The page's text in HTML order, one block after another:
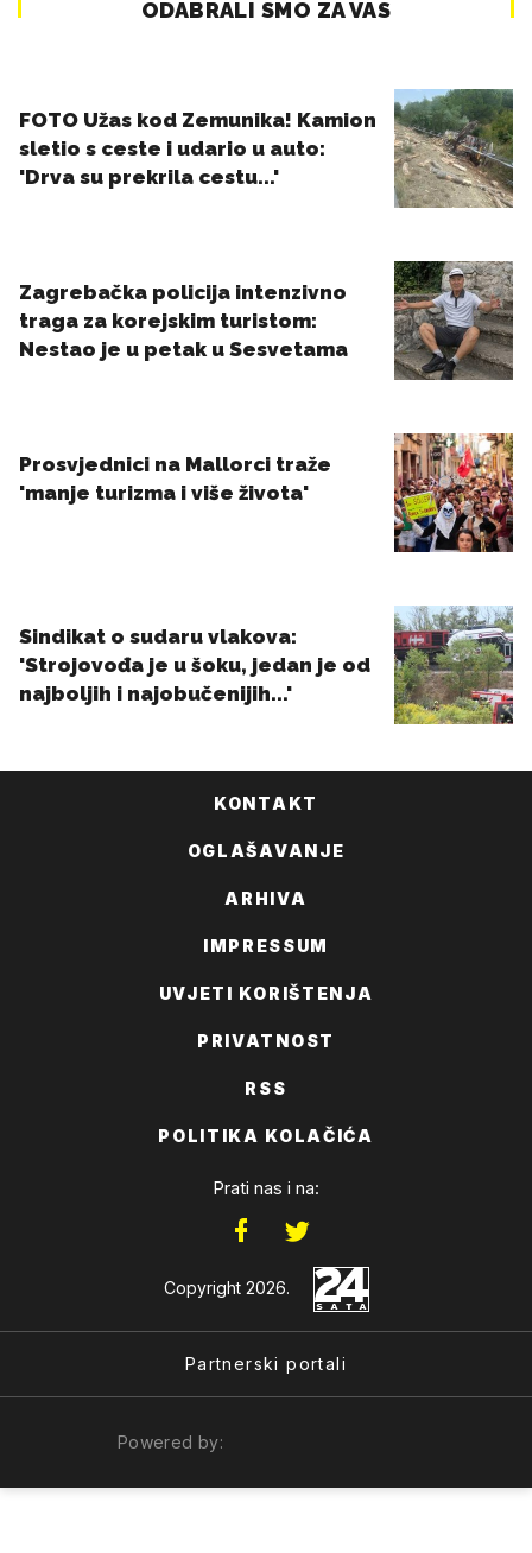
KONTAKT
OGLAŠAVANJE
ARHIVA
IMPRESSUM
UVJETI KORIŠTENJA
PRIVATNOST
RSS
POLITIKA KOLAČIĆA
Prati nas i na:
Copyright 2026.
Partnerski portali
Powered by: